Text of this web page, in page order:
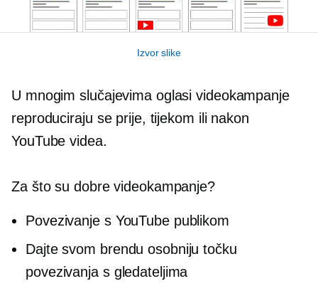
Izvor slike
U mnogim slučajevima oglasi videokampanje
reproduciraju se prije, tijekom ili nakon
YouTube videa.
Za što su dobre videokampanje?
Povezivanje s YouTube publikom
Dajte svom brendu osobniju točku
povezivanja s gledateljima